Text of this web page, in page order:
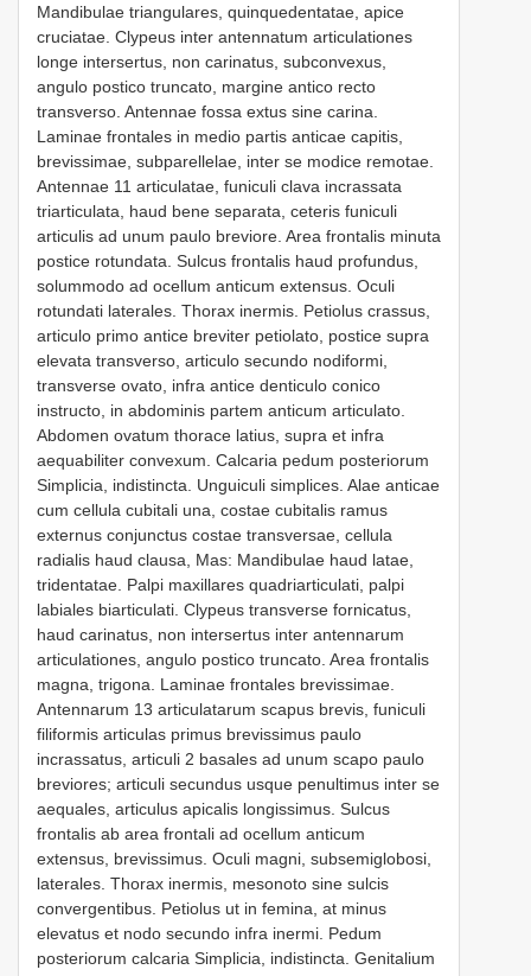
Mandibulae triangulares, quinquedentatae, apice
cruciatae. Clypeus inter antennatum articulationes
longe intersertus, non carinatus, subconvexus,
angulo postico truncato, margine antico recto
transverso. Antennae fossa extus sine carina.
Laminae frontales in medio partis anticae capitis,
brevissimae, subparellelae, inter se modice remotae.
Antennae 11 articulatae, funiculi clava incrassata
triarticulata, haud bene separata, ceteris funiculi
articulis ad unum paulo breviore. Area frontalis minuta
postice rotundata. Sulcus frontalis haud profundus,
solummodo ad ocellum anticum extensus. Oculi
rotundati laterales. Thorax inermis. Petiolus crassus,
articulo primo antice breviter petiolato, postice supra
elevata transverso, articulo secundo nodiformi,
transverse ovato, infra antice denticulo conico
instructo, in abdominis partem anticum articulato.
Abdomen ovatum thorace latius, supra et infra
aequabiliter convexum. Calcaria pedum posteriorum
Simplicia, indistincta. Unguiculi simplices. Alae anticae
cum cellula cubitali una, costae cubitalis ramus
externus conjunctus costae transversae, cellula
radialis haud clausa, Mas: Mandibulae haud latae,
tridentatae. Palpi maxillares quadriarticulati, palpi
labiales biarticulati. Clypeus transverse fornicatus,
haud carinatus, non intersertus inter antennarum
articulationes, angulo postico truncato. Area frontalis
magna, trigona. Laminae frontales brevissimae.
Antennarum 13 articulatarum scapus brevis, funiculi
filiformis articulas primus brevissimus paulo
incrassatus, articuli 2 basales ad unum scapo paulo
breviores; articuli secundus usque penultimus inter se
aequales, articulus apicalis longissimus. Sulcus
frontalis ab area frontali ad ocellum anticum
extensus, brevissimus. Oculi magni, subsemiglobosi,
laterales. Thorax inermis, mesonoto sine sulcis
convergentibus. Petiolus ut in femina, at minus
elevatus et nodo secundo infra inermi. Pedum
posteriorum calcaria Simplicia, indistincta. Genitalium